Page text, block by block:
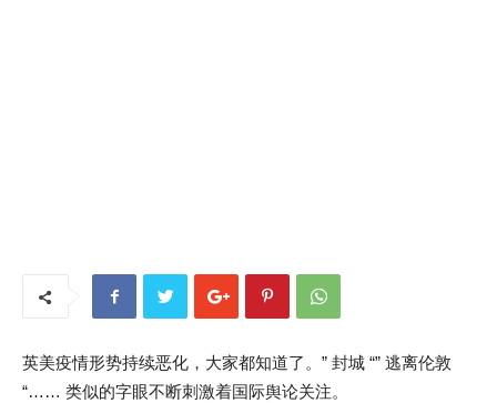
英美疫情形势持续恶化，大家都知道了。” 封城 “” 逃离伦敦
“…… 类似的字眼不断刺激着国际舆论关注。